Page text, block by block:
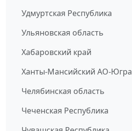
Удмуртская Республика
Ульяновская область
Хабаровский край
Ханты-Мансийский АО-Югра
Челябинская область
Чеченская Республика